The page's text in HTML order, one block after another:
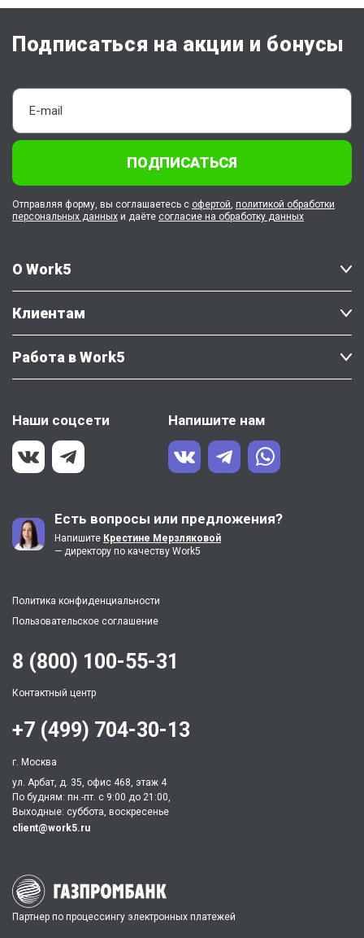
О Work5
Клиентам
Работа в Work5
Наши соцсети Напишите нам
Есть вопросы или предложения?
Напишите Крестине Мерзляковой
— директору по качеству Work5
Политика конфиденциальности
Пользовательское соглашение
Подписаться на акции и бонусы
ПОДПИСАТЬСЯ
Отправляя форму, вы соглашаетесь с офертой, политикой обработки
персональных данных и даёте согласие на обработку данных
Партнер по процессингу электронных платежей
8 (800) 100-55-31
Контактный центр
+7 (499) 704-30-13
г. Москва
ул. Арбат, д. 35, офис 468, этаж 4
По будням: пн.-пт. c 9:00 до 21:00,
Выходные: суббота, воскресенье
client@work5.ru